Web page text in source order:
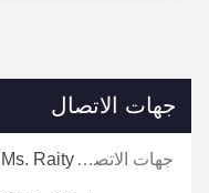
جهات الاتصال
جهات الاتصال: Ms. Raity